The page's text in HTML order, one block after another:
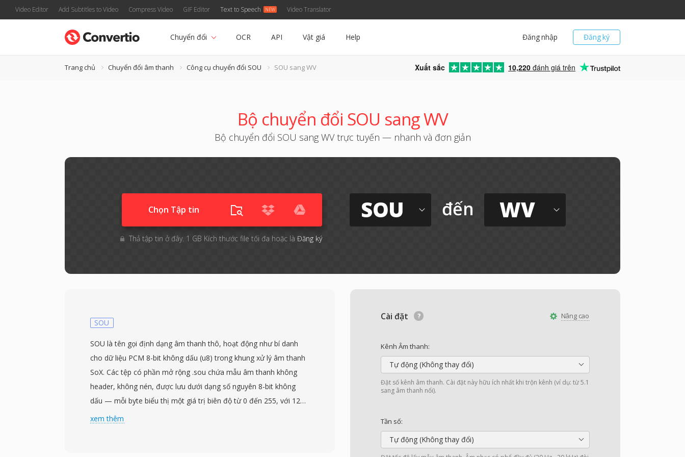
Video Editor Add Subtitles to Video Compress Video GIF Editor Text to Speech Video Translator
Đăng ký
Đăng nhập
Chuyển đổi OCR API Vật giá Help
Trang chủ Chuyển đổi âm thanh Công cụ chuyển đổi SOU SOU sang WV Xuất sắc 10,220 đánh giá trên
Bộ chuyển đổi SOU sang WV
Bộ chuyển đổi SOU sang WV trực tuyến — nhanh và đơn giản
Chọn Tập tin
Thả tập tin ở đây. 1 GB Kích thước file tối đa hoặc là Đăng ký
SOU đến WV
Nâng cao
Cài đặt
Kênh Âm thanh:
Tự động (Không thay đổi)
Đặt số kênh âm thanh. Cài đặt này hữu ích nhất khi trộn kênh (ví dụ: từ 5.1
sang âm thanh nổi).
Tần số:
Tự động (Không thay đổi)
SOU
SOU là tên gọi định dạng âm thanh thô, hoạt động như bí danh
cho dữ liệu PCM 8-bit không dấu (u8) trong khung xử lý âm thanh
SoX. Các tệp có phần mở rộng .sou chứa mẫu âm thanh không
header, không nén, được lưu dưới dạng số nguyên 8-bit không
dấu — mỗi byte biểu thị một giá trị biên độ từ 0 đến 255, với 128
là điểm giữa im lặng. Vì không có header, các tham số phát lại như
xem thêm